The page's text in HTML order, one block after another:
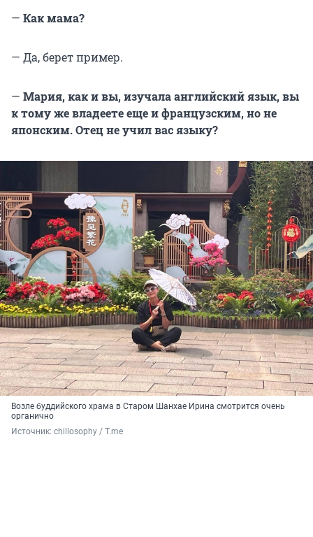
— Как мама?
— Да, берет пример.
— Мария, как и вы, изучала английский язык, вы
к тому же владеете еще и французским, но не
японским. Отец не учил вас языку?
Возле буддийского храма в Старом Шанхае Ирина смотрится очень
органично
Источник: chillosophy / T.me